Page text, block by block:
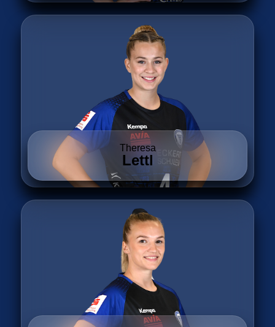
Theresa
Lettl